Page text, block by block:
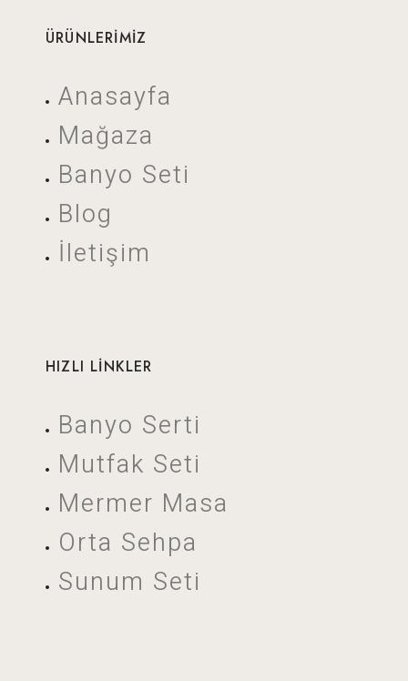
ÜRÜNLERİMİZ
Anasayfa
Mağaza
Banyo Seti
Blog
İletişim
HIZLI LİNKLER
Banyo Serti
Mutfak Seti
Mermer Masa
Orta Sehpa
Sunum Seti